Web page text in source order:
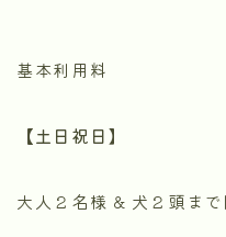
基本利用料
【土日祝日】
大人２名様 & 犬２頭まで